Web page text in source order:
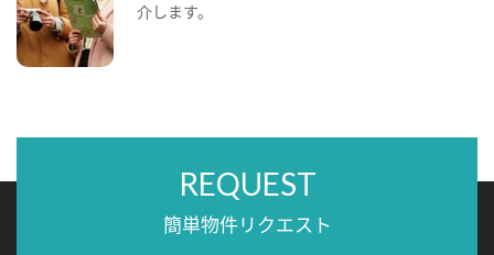
介します。
REQUEST
簡単物件リクエスト